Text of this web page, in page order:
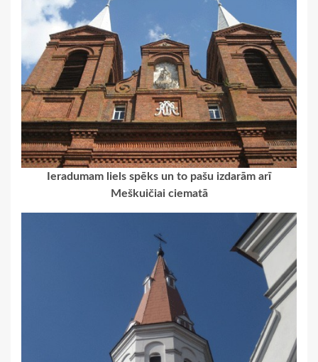
Ieradumam liels spēks un to pašu izdarām arī
Meškuičiai ciematā